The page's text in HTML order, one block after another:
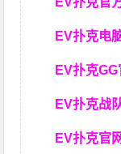
EV扑克电
EV扑克
EV扑克战
EV扑克官